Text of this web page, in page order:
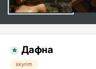
Дафна
skyrim